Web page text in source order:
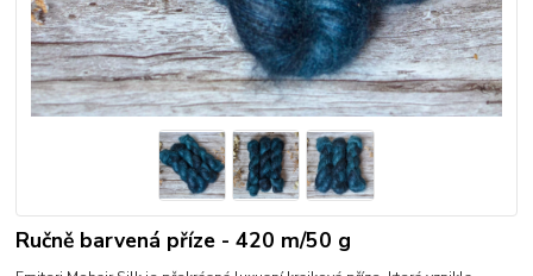
Ručně barvená příze - 420 m/50 g